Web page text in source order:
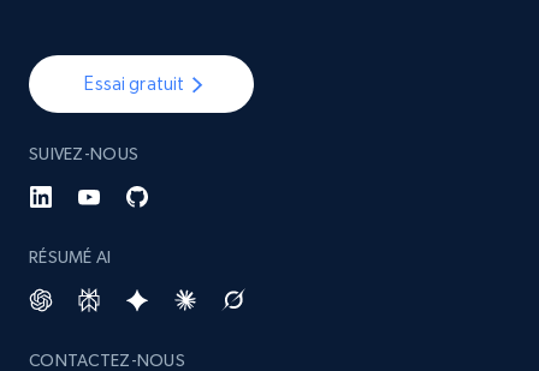
Essai gratuit
SUIVEZ-NOUS
RÉSUMÉ AI
CONTACTEZ-NOUS